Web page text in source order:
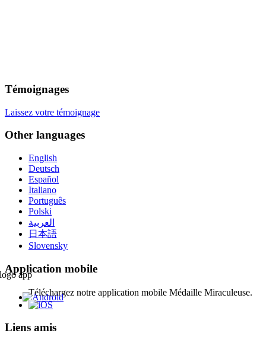
Témoignages
Laissez votre témoignage
Other languages
English
Deutsch
Español
Italiano
Português
Polski
العربية
日本語
Slovensky
Application mobile
Téléchargez notre application mobile Médaille Miraculeuse.
Liens amis